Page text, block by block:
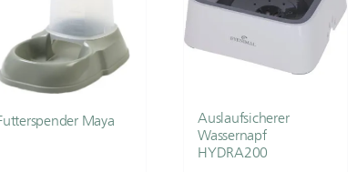
Maya
Auslaufsicherer
Wassernapf
HYDRA200